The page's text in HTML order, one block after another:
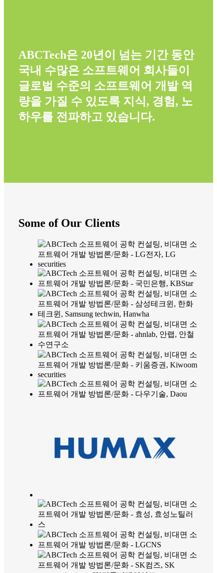
ABCTech은 20년이 넘는 기간 동안
국내 수많은 소프트웨어 회사들이
글로벌 수준의 소프트웨어 개발 역
량을 가질 수 있도록 지식, 경험, 노
하우를 전파하고 있습니다.
Some of Our Clients